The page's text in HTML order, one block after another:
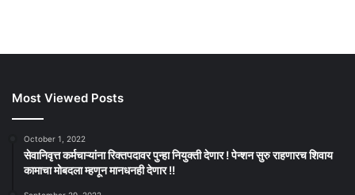
Most Viewed Posts
October 1, 2022
सेवानिवृत्त कर्मचाऱ्यांना रिक्तपदावर पुन्हा नियुक्ती देणार ! पेन्शन सुरु राहणारच शिवाय
कामाचा मोबदला म्हणून मानधनही देणार !!